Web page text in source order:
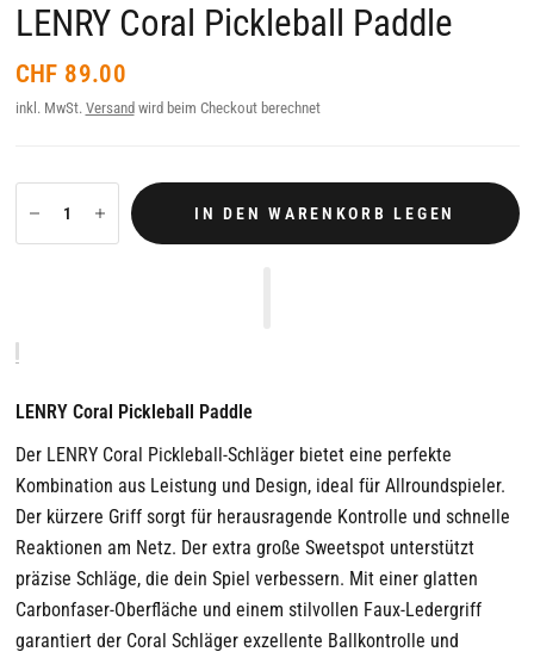
LENRY Coral Pickleball Paddle
CHF 89.00
inkl. MwSt. Versand wird beim Checkout berechnet
IN DEN WARENKORB LEGEN
LENRY Coral Pickleball Paddle
Der LENRY Coral Pickleball-Schläger bietet eine perfekte
Kombination aus Leistung und Design, ideal für Allroundspieler.
Der kürzere Griff sorgt für herausragende Kontrolle und schnelle
Reaktionen am Netz. Der extra große Sweetspot unterstützt
präzise Schläge, die dein Spiel verbessern. Mit einer glatten
Carbonfaser-Oberfläche und einem stilvollen Faux-Ledergriff
garantiert der Coral Schläger exzellente Ballkontrolle und